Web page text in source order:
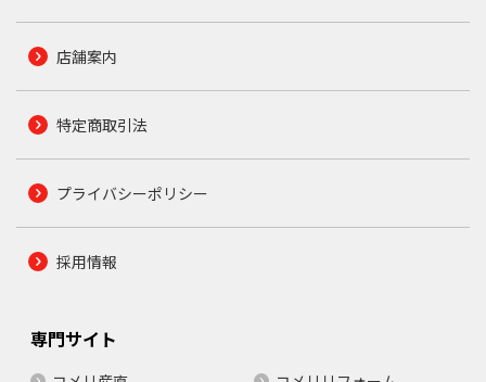
店舗案内
特定商取引法
プライバシーポリシー
採用情報
専門サイト